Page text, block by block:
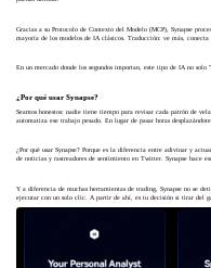
Gracias a su Protocolo de Contexto del Modelo (MCP), Synapse
mayoría de los modelos de IA clásicos. Traducción: ve más, conecta
En un mercado donde los segundos importan, este tipo de IA no
¿Por qué usar Synapse?
Seamos honestos: nadie tiene tiempo para revisar cada patrón de
automatiza ese trabajo pesado. En lugar de pasar horas
¿Por qué usar Synapse? Porque es la diferencia entre adivinar y
de noticias y rastreadores de sentimiento en Twitter. Synapse hace
Y a diferencia de muchas herramientas de trading, Synapse no se
ejecutar con un solo clic. A partir de ahí, es tu decisión si tirar del